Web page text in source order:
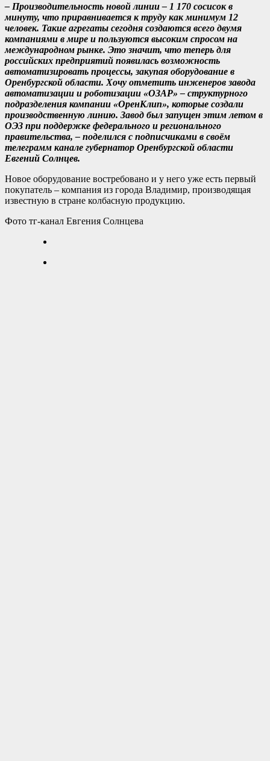
– Производительность новой линии – 1 170 сосисок в
минуту, что приравнивается к труду как минимум 12
человек. Такие агрегаты сегодня создаются всего двумя
компаниями в мире и пользуются высоким спросом на
международном рынке. Это значит, что теперь для
российских предприятий появилась возможность
автоматизировать процессы, закупая оборудование в
Оренбургской области. Хочу отметить инженеров завода
автоматизации и роботизации «ОЗАР» – структурного
подразделения компании «ОренКлип», которые создали
производственную линию. Завод был запущен этим летом в
ОЭЗ при поддержке федерального и регионального
правительства, – поделился с подписчиками в своём
телеграмм канале губернатор Оренбургской области
Евгений Солнцев.
Новое оборудование востребовано и у него уже есть первый
покупатель – компания из города Владимир, производящая
известную в стране колбасную продукцию.
Фото тг-канал Евгения Солнцева